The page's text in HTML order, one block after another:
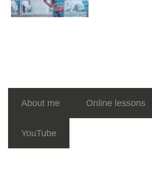
About me Online lessons
YouTube